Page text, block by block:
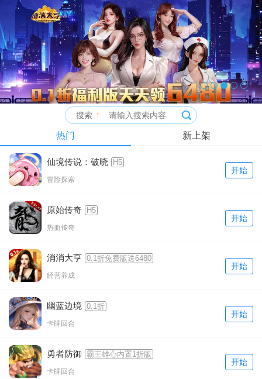
搜索
热门 新上架
仙境传说：破晓 H5
冒险探索
开始
原始传奇 H5
热血传奇
开始
消消大亨 0.1折免费版送6480
经营养成
开始
幽蓝边境 0.1折
卡牌回合
开始
勇者防御 霸王雄心内置1折版
卡牌回合
开始